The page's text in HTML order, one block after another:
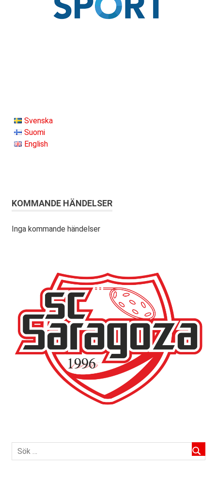
Svenska
Suomi
English
KOMMANDE HÄNDELSER
Inga kommande händelser